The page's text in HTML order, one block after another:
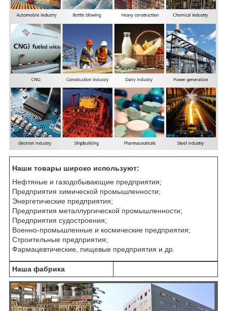
Наши товары широко используют:
Нефтяные и газодобывающие предприятия;
Предприятия химической промышленности;
Энергетические предприятия;
Предприятия металлургической промышленности;
Предприятия судостроения;
Военно-промышленные и космические предприятия;
Строительные предприятия;
Фармацевтические, пищевые предприятия и др.
Наша фабрика